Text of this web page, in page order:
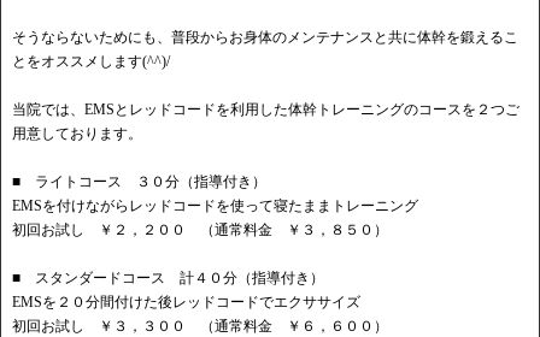
そうならないためにも、普段からお身体のメンテナンスと共に体幹を鍛えるこ
とをオススメします(^^)/
当院では、EMSとレッドコードを利用した体幹トレーニングのコースを２つご
用意しております。
■ ライトコース ３０分（指導付き）
EMSを付けながらレッドコードを使って寝たままトレーニング
初回お試し ￥２，２００ （通常料金 ￥３，８５０）
■ スタンダードコース 計４０分（指導付き）
EMSを２０分間付けた後レッドコードでエクササイズ
初回お試し ￥３，３００ （通常料金 ￥６，６００）